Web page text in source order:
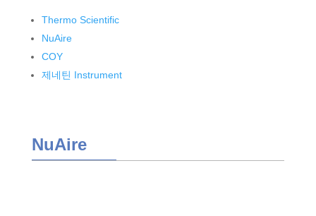
Thermo Scientific
NuAire
COY
제네틴 Instrument
NuAire